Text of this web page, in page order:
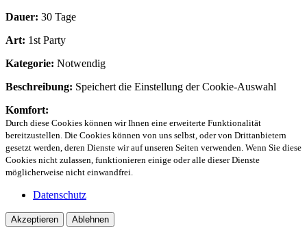
Dauer: 30 Tage
Art: 1st Party
Kategorie: Notwendig
Beschreibung: Speichert die Einstellung der Cookie-Auswahl
Komfort:
Durch diese Cookies können wir Ihnen eine erweiterte Funktionalität
bereitzustellen. Die Cookies können von uns selbst, oder von Drittanbietern
gesetzt werden, deren Dienste wir auf unseren Seiten verwenden. Wenn Sie diese
Cookies nicht zulassen, funktionieren einige oder alle dieser Dienste
möglicherweise nicht einwandfrei.
Datenschutz
Akzeptieren Ablehnen